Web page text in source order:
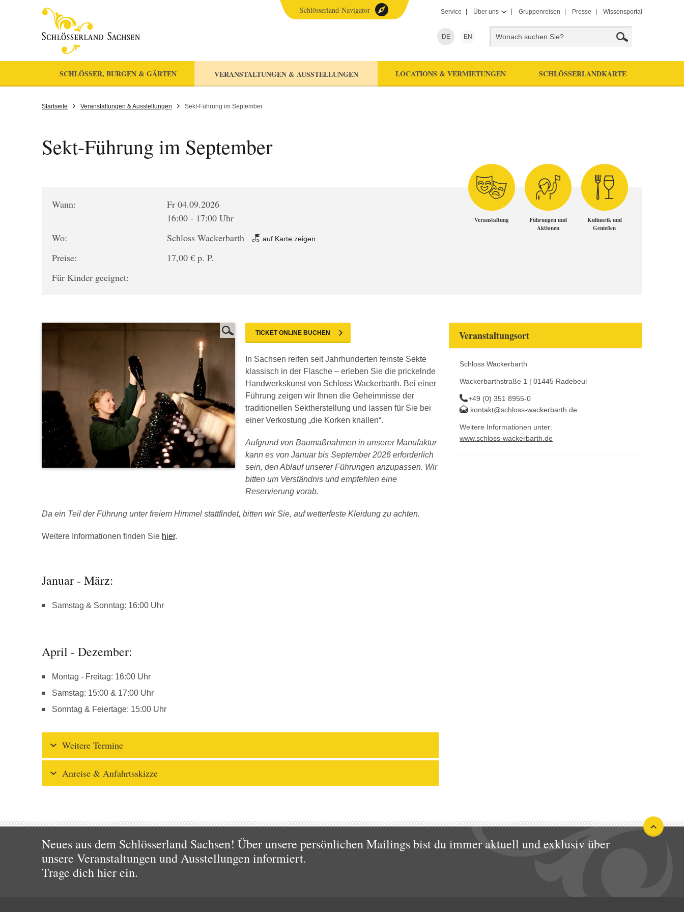
Service Über uns Gruppenreisen Presse Wissensportal
DE EN
SCHLÖSSER, BURGEN & GÄRTEN VERANSTALTUNGEN & AUSSTELLUNGEN LOCATIONS & VERMIETUNGEN SCHLÖSSERLANDKARTE
Schlösserland-Navigator
Startseite Veranstaltungen & Ausstellungen Sekt-Führung im September
Sekt-Führung im September
Wann:
Fr 04.09.2026
16:00 - 17:00 Uhr
Wo:
Schloss Wackerbarth auf Karte zeigen
Preise:
17,00 € p. P.
Für Kinder geeignet:
Veranstaltung
Führungen und
Aktionen
Kulinarik und
Genießen
TICKET ONLINE BUCHEN
In Sachsen reifen seit Jahrhunderten feinste Sekte
klassisch in der Flasche – erleben Sie die prickelnde
Handwerkskunst von Schloss Wackerbarth. Bei einer
Führung zeigen wir Ihnen die Geheimnisse der
traditionellen Sektherstellung und lassen für Sie bei
einer Verkostung „die Korken knallen“.
Aufgrund von Baumaßnahmen in unserer Manufaktur
kann es von Januar bis September 2026 erforderlich
sein, den Ablauf unserer Führungen anzupassen. Wir
bitten um Verständnis und empfehlen eine
Reservierung vorab.
Da ein Teil der Führung unter freiem Himmel stattfindet, bitten wir Sie, auf wetterfeste Kleidung zu achten.
Weitere Informationen finden Sie hier.
Januar - März:
Samstag & Sonntag: 16:00 Uhr
April - Dezember:
Montag - Freitag: 16:00 Uhr
Samstag: 15:00 & 17:00 Uhr
Sonntag & Feiertage: 15:00 Uhr
Weitere Termine
Anreise & Anfahrtsskizze
Veranstaltungsort
Schloss Wackerbarth
Wackerbarthstraße 1 | 01445 Radebeul
+49 (0) 351 8955-0
kontakt@schloss-wackerbarth.de
Weitere Informationen unter:
www.schloss-wackerbarth.de
Neues aus dem Schlösserland Sachsen! Über unsere persönlichen Mailings bist du immer aktuell und exklusiv über
unsere Veranstaltungen und Ausstellungen informiert.
Trage dich hier ein.